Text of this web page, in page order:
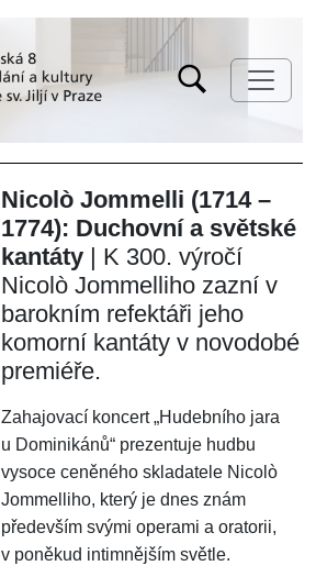
Nicolò Jommelli (1714 –
1774): Duchovní a světské
kantáty | K 300. výročí
Nicolò Jommelliho zazní v
barokním refektáři jeho
komorní kantáty v novodobé
premiéře.
Zahajovací koncert „Hudebního jara
u Dominikánů“ prezentuje hudbu
vysoce ceněného skladatele Nicolò
Jommelliho, který je dnes znám
především svými operami a oratorii,
v poněkud intimnějším světle.